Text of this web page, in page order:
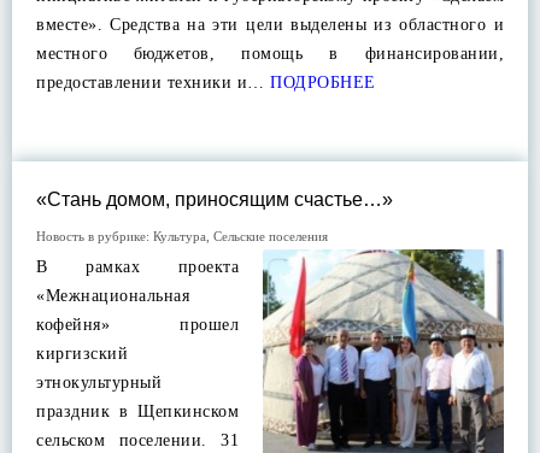
вместе». Средства на эти цели выделены из областного и
местного бюджетов, помощь в финансировании,
предоставлении техники и… ПОДРОБНЕЕ
«Стань домом, приносящим счастье…»
Новость в рубрике: Культура Сельские поселения
В рамках проекта
«Межнациональная
кофейня» прошел
киргизский
этнокультурный
праздник в Щепкинском
сельском поселении. 31